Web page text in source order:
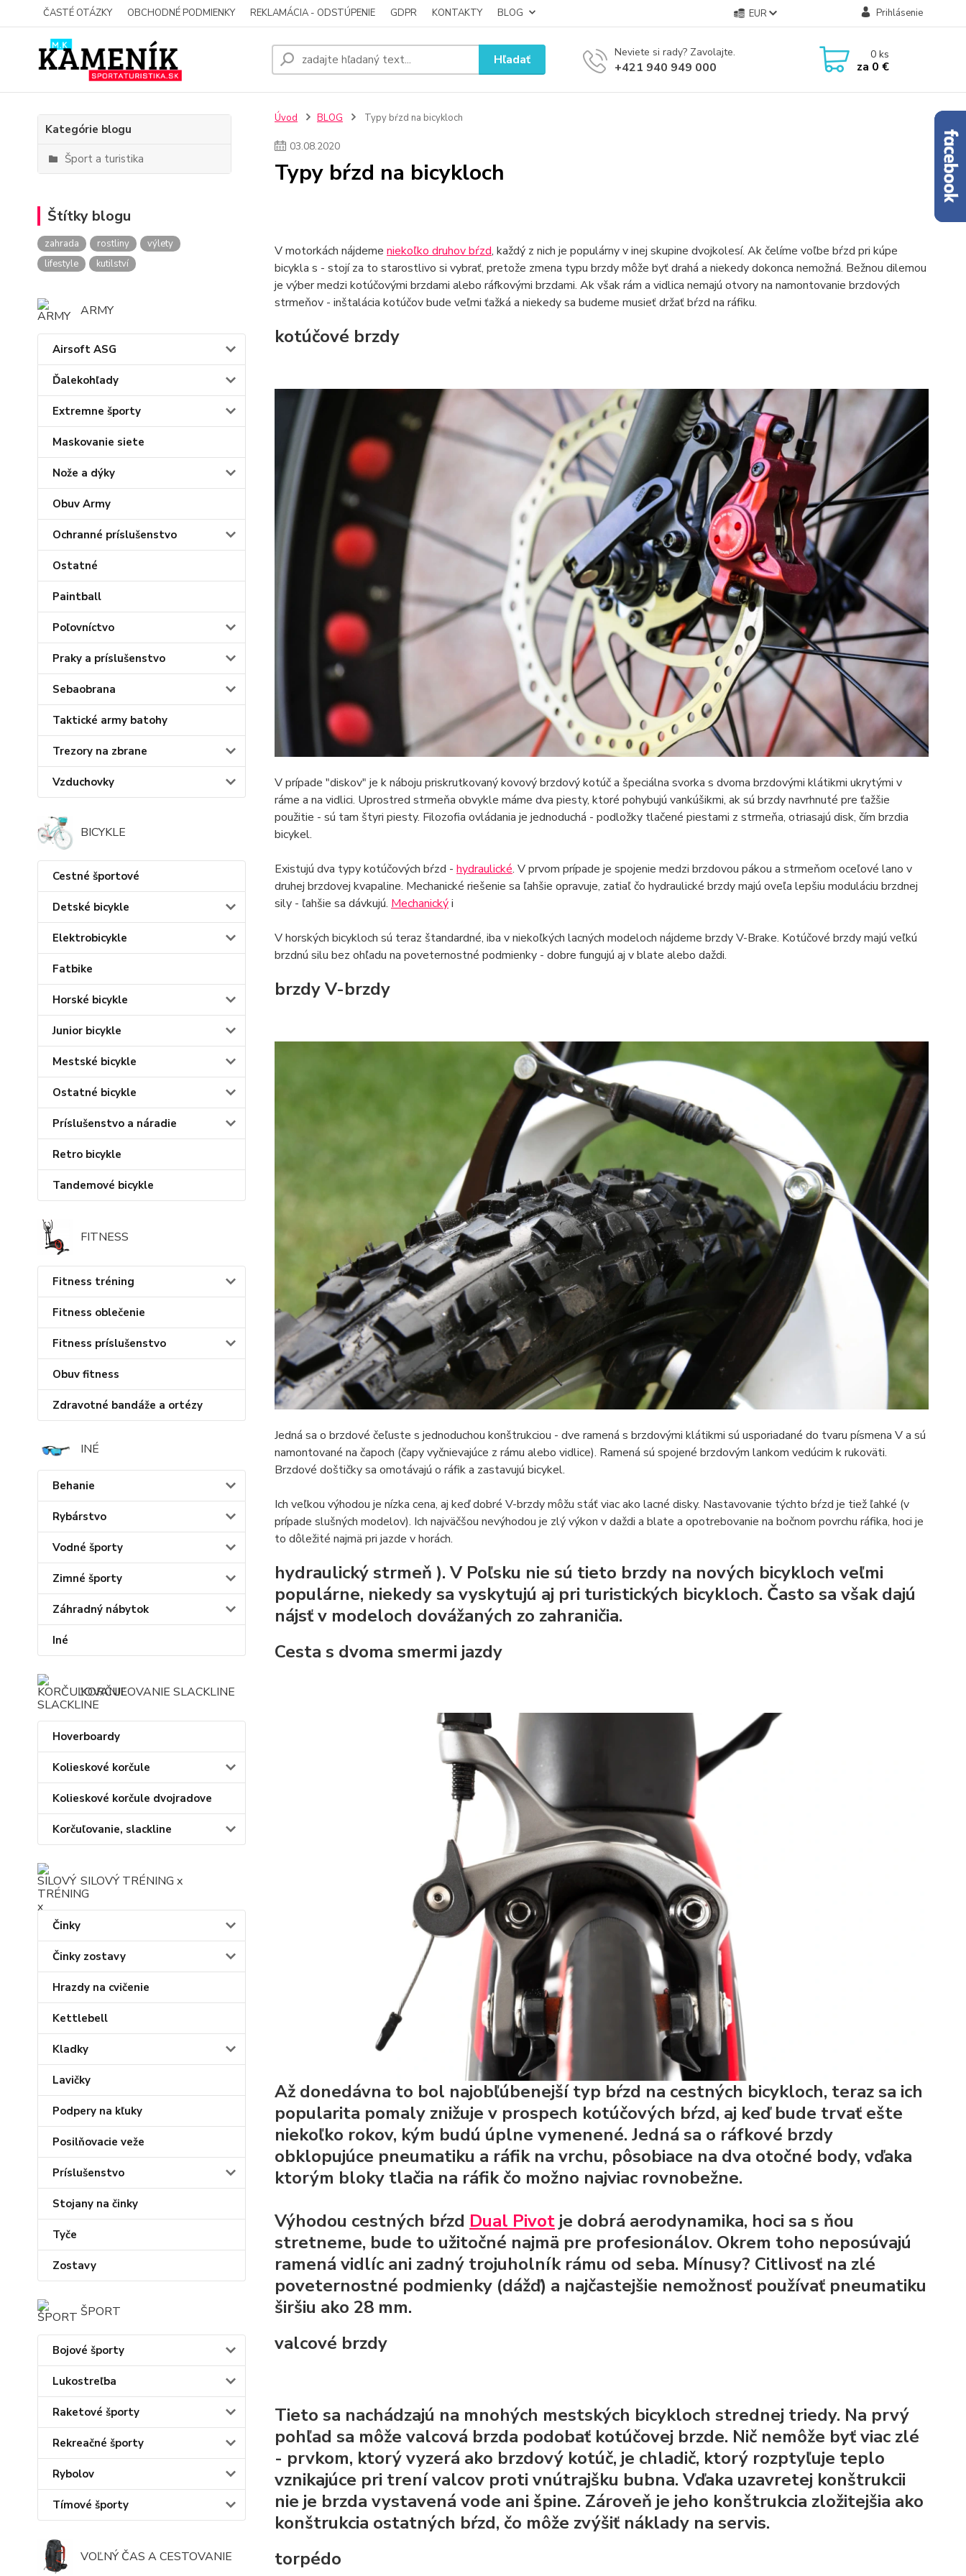
ČASTÉ OTÁZKY OBCHODNÉ PODMIENKY REKLAMÁCIA - ODSTÚPENIE GDPR KONTAKTY BLOG EUR Prihlásenie
Hľadať Neviete si rady? Zavolajte.
+421 940 949 000
0ks
za 0 €
Kategórie blogu
Šport a turistika
Štítky blogu
zahrada rostliny
výlety
lifestyle
kutilství
ARMY
Airsoft ASG
Ďalekohľady
Extremne športy
Maskovanie siete
Nože a dýky
Obuv Army
Ochranné príslušenstvo
Ostatné
Paintball
Poľovníctvo
Praky a príslušenstvo
Sebaobrana
Taktické army batohy
Trezory na zbrane
Vzduchovky
BICYKLE
Cestné športové
Detské bicykle
Elektrobicykle
Fatbike
Horské bicykle
Junior bicykle
Mestské bicykle
Ostatné bicykle
Príslušenstvo a náradie
Retro bicykle
Tandemové bicykle
FITNESS
Fitness tréning
Fitness oblečenie
Fitness príslušenstvo
Obuv fitness
Zdravotné bandáže a ortézy
INÉ
Behanie
Rybárstvo
Vodné športy
Zimné športy
Záhradný nábytok
Iné
KORČUĽOVANIE SLACKLINE
Hoverboardy
Kolieskové korčule
Kolieskové korčule dvojradove
Korčuľovanie, slackline
SILOVÝ TRÉNING x
Činky
Činky zostavy
Hrazdy na cvičenie
Kettlebell
Kladky
Lavičky
Podpery na kľuky
Posilňovacie veže
Príslušenstvo
Stojany na činky
Tyče
Zostavy
ŠPORT
Bojové športy
Lukostreľba
Raketové športy
Rekreačné športy
Rybolov
Tímové športy
VOĽNÝ ČAS A CESTOVANIE
Úvod BLOG Typy bŕzd na bicykloch
03.08.2020
Typy bŕzd na bicykloch
V motorkách nájdeme niekoľko druhov bŕzd, každý z nich je populárny v inej skupine dvojkolesí. Ak čelíme voľbe bŕzd pri kúpe
bicykla s - stojí za to starostlivo si vybrať, pretože zmena typu brzdy môže byť drahá a niekedy dokonca nemožná. Bežnou dilemou
je výber medzi kotúčovými brzdami alebo ráfkovými brzdami. Ak však rám a vidlica nemajú otvory na namontovanie brzdových
strmeňov - inštalácia kotúčov bude veľmi ťažká a niekedy sa budeme musieť držať bŕzd na ráfiku.
kotúčové brzdy
V prípade "diskov" je k náboju priskrutkovaný kovový brzdový kotúč a špeciálna svorka s dvoma brzdovými klátikmi ukrytými v
ráme a na vidlici. Uprostred strmeňa obvykle máme dva piesty, ktoré pohybujú vankúšikmi, ak sú brzdy navrhnuté pre ťažšie
použitie - sú tam štyri piesty. Filozofia ovládania je jednoduchá - podložky tlačené piestami z strmeňa, otriasajú disk, čím brzdia
bicykel.
Existujú dva typy kotúčových bŕzd - hydraulické. V prvom prípade je spojenie medzi brzdovou pákou a strmeňom oceľové lano v
druhej brzdovej kvapaline. Mechanické riešenie sa ľahšie opravuje, zatiaľ čo hydraulické brzdy majú oveľa lepšiu moduláciu brzdnej
sily - ľahšie sa dávkujú. Mechanickýi
V horských bicykloch sú teraz štandardné, iba v niekoľkých lacných modeloch nájdeme brzdy V-Brake. Kotúčové brzdy majú veľkú
brzdnú silu bez ohľadu na poveternostné podmienky - dobre fungujú aj v blate alebo daždi.
brzdy V-brzdy
Jedná sa o brzdové čeľuste s jednoduchou konštrukciou - dve ramená s brzdovými klátikmi sú usporiadané do tvaru písmena V a sú
namontované na čapoch (čapy vyčnievajúce z rámu alebo vidlice). Ramená sú spojené brzdovým lankom vedúcim k rukoväti.
Brzdové doštičky sa omotávajú o ráfik a zastavujú bicykel.
Ich veľkou výhodou je nízka cena, aj keď dobré V-brzdy môžu stáť viac ako lacné disky. Nastavovanie týchto bŕzd je tiež ľahké (v
prípade slušných modelov). Ich najväčšou nevýhodou je zlý výkon v daždi a blate a opotrebovanie na bočnom povrchu ráfika, hoci je
to dôležité najmä pri jazde v horách.
hydraulický strmeň ). V Poľsku nie sú tieto brzdy na nových bicykloch veľmi
populárne, niekedy sa vyskytujú aj pri turistických bicykloch. Často sa však dajú
nájsť v modeloch dovážaných zo zahraničia.
Cesta s dvoma smermi jazdy
Až donedávna to bol najobľúbenejší typ bŕzd na cestných bicykloch, teraz sa ich
popularita pomaly znižuje v prospech kotúčových bŕzd, aj keď bude trvať ešte
niekoľko rokov, kým budú úplne vymenené. Jedná sa o ráfkové brzdy
obklopujúce pneumatiku a ráfik na vrchu, pôsobiace na dva otočné body, vďaka
ktorým bloky tlačia na ráfik čo možno najviac rovnobežne.
Výhodou cestných bŕzd Dual Pivotje dobrá aerodynamika, hoci sa s ňou
stretneme, bude to užitočné najmä pre profesionálov. Okrem toho neposúvajú
ramená vidlíc ani zadný trojuholník rámu od seba. Mínusy? Citlivosť na zlé
poveternostné podmienky (dážď) a najčastejšie nemožnosť používať pneumatiku
širšiu ako 28 mm.
valcové brzdy
Tieto sa nachádzajú na mnohých mestských bicykloch strednej triedy. Na prvý
pohľad sa môže valcová brzda podobať kotúčovej brzde. Nič nemôže byť viac zlé
- prvkom, ktorý vyzerá ako brzdový kotúč, je chladič, ktorý rozptyľuje teplo
vznikajúce pri trení valcov proti vnútrajšku bubna. Vďaka uzavretej konštrukcii
nie je brzda vystavená vode ani špine. Zároveň je jeho konštrukcia zložitejšia ako
konštrukcia ostatných bŕzd, čo môže zvýšiť náklady na servis.
torpédo